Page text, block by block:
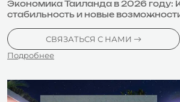
Экономика Таиланда в 2026 году:
стабильность и новые
СВЯЗАТЬСЯ С НАМИ
Подробнее